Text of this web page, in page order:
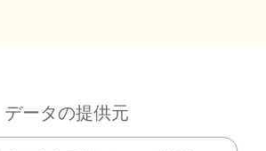
データの提供元